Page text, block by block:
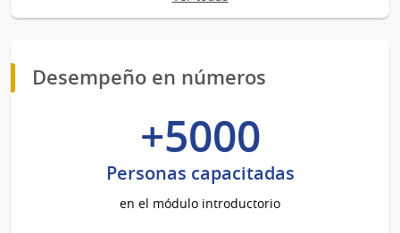
Desempeño en números
+5000
Personas capacitadas
en el módulo introductorio